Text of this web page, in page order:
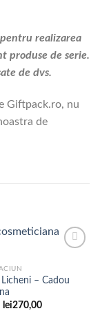
realizarea
produse de serie.
de dvs.
Giftpack.ro, nu
de
Adaugare
Licheni – Cadou
lei270,00Interval